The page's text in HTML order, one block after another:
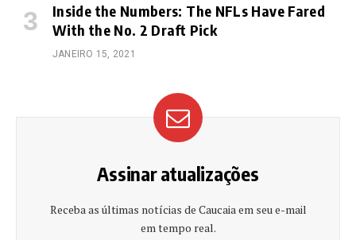
Inside the Numbers: The NFLs Have Fared
With the No. 2 Draft Pick
JANEIRO 15, 2021
Assinar atualizações
Receba as últimas notícias de Caucaia em seu e-mail
em tempo real.